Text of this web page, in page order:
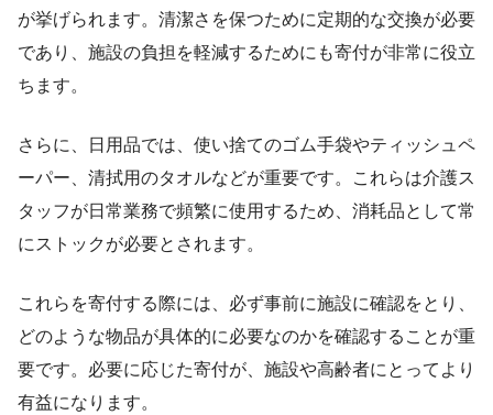
が挙げられます。清潔さを保つために定期的な交換が必要
であり、施設の負担を軽減するためにも寄付が非常に役立
ちます。
さらに、日用品では、使い捨てのゴム手袋やティッシュペ
ーパー、清拭用のタオルなどが重要です。これらは介護ス
タッフが日常業務で頻繁に使用するため、消耗品として常
にストックが必要とされます。
これらを寄付する際には、必ず事前に施設に確認をとり、
どのような物品が具体的に必要なのかを確認することが重
要です。必要に応じた寄付が、施設や高齢者にとってより
有益になります。